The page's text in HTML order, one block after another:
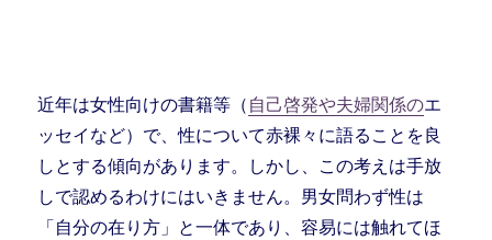
近年は女性向けの書籍等（ 自己啓発や夫婦関係のエ
ッセイなど）で、性について赤裸々に語ることを良
しとする傾向があります。しかし、この考えは手放
しで認めるわけにはいきません。男女問わず性は
「自分の在り方」と一体であり、容易には触れてほ